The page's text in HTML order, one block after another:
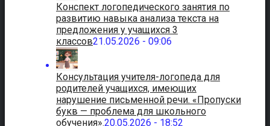
Конспект логопедического занятия по
развитию навыка анализа текста на
предложения у учащихся 3
классов21.05.2026 - 09:06
Консультация учителя-логопеда для
родителей учащихся, имеющих
нарушение письменной речи. «Пропуски
букв — проблема для школьного
обучения».20.05.2026 - 18:52